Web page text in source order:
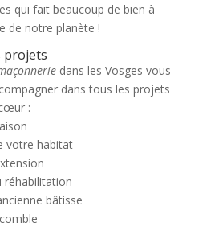
qui fait beaucoup de bien à
de notre planète !
projets
dans les Vosges vous
dans tous les projets
:
votre habitat
réhabilitation
bâtisse